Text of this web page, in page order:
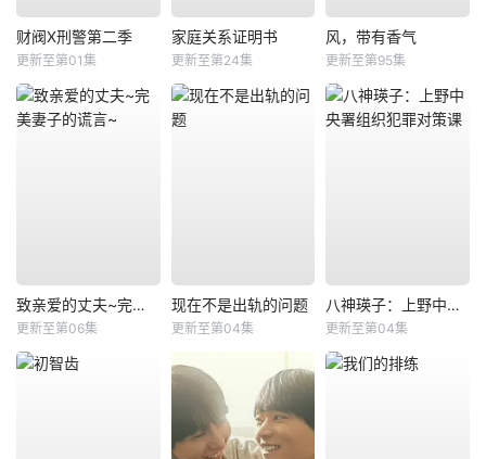
财阀X刑警第二季
更新至第01集
家庭关系证明书
更新至第24集
风，带有香气
更新至第95集
致亲爱的丈夫~完美妻子的谎言~
更新至第06集
现在不是出轨的问题
更新至第04集
八神瑛子：上野中央署组织犯罪对策课
更新至第04集